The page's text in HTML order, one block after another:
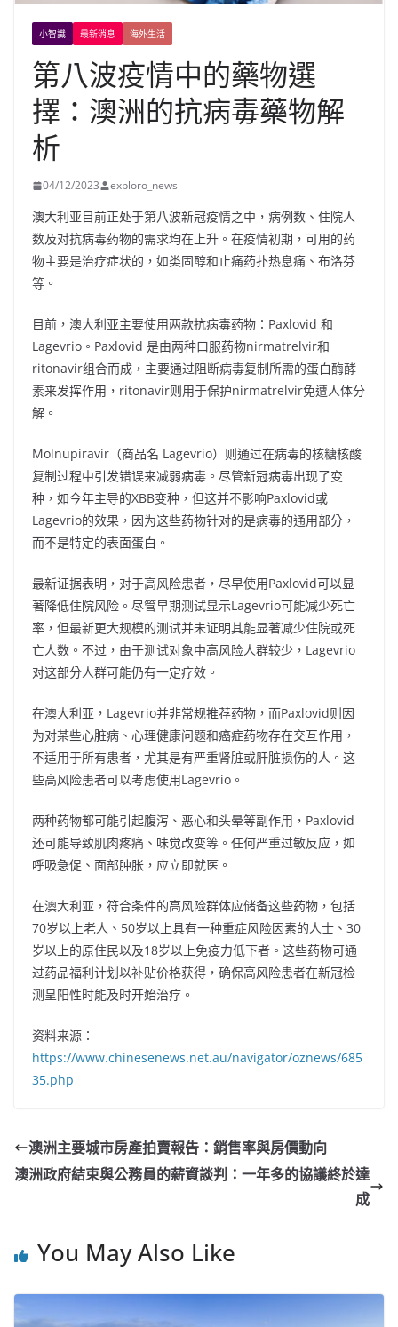
小智識 最新消息 海外生活
第八波疫情中的藥物選
擇：澳洲的抗病毒藥物解
析
04/12/2023 exploro_news
澳大利亚目前正处于第八波新冠疫情之中，病例数、住院人
数及对抗病毒药物的需求均在上升。在疫情初期，可用的药
物主要是治疗症状的，如类固醇和止痛药扑热息痛、布洛芬
等。
目前，澳大利亚主要使用两款抗病毒药物：Paxlovid 和
Lagevrio。Paxlovid 是由两种口服药物nirmatrelvir和
ritonavir组合而成，主要通过阻断病毒复制所需的蛋白酶酵
素来发挥作用，ritonavir则用于保护nirmatrelvir免遭人体分
解。
Molnupiravir（商品名 Lagevrio）则通过在病毒的核糖核酸
复制过程中引发错误来减弱病毒。尽管新冠病毒出现了变
种，如今年主导的XBB变种，但这并不影响Paxlovid或
Lagevrio的效果，因为这些药物针对的是病毒的通用部分，
而不是特定的表面蛋白。
最新证据表明，对于高风险患者，尽早使用Paxlovid可以显
著降低住院风险。尽管早期测试显示Lagevrio可能减少死亡
率，但最新更大规模的测试并未证明其能显著减少住院或死
亡人数。不过，由于测试对象中高风险人群较少，Lagevrio
对这部分人群可能仍有一定疗效。
在澳大利亚，Lagevrio并非常规推荐药物，而Paxlovid则因
为对某些心脏病、心理健康问题和癌症药物存在交互作用，
不适用于所有患者，尤其是有严重肾脏或肝脏损伤的人。这
些高风险患者可以考虑使用Lagevrio。
两种药物都可能引起腹泻、恶心和头晕等副作用，Paxlovid
还可能导致肌肉疼痛、味觉改变等。任何严重过敏反应，如
呼吸急促、面部肿胀，应立即就医。
在澳大利亚，符合条件的高风险群体应储备这些药物，包括
70岁以上老人、50岁以上具有一种重症风险因素的人士、30
岁以上的原住民以及18岁以上免疫力低下者。这些药物可通
过药品福利计划以补贴价格获得，确保高风险患者在新冠检
测呈阳性时能及时开始治疗。
资料来源：
https://www.chinesenews.net.au/navigator/oznews/685
35.php
澳洲主要城市房產拍賣報告：銷售率與房價動向
澳洲政府結束與公務員的薪資談判：一年多的協議終於達
成
You May Also Like